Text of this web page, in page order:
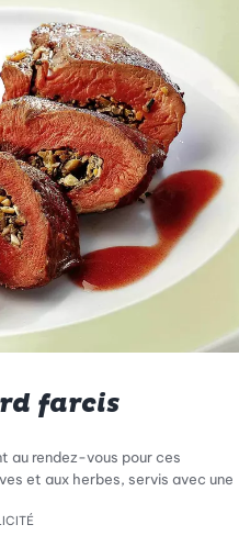
farcis
au rendez-vous pour ces
et aux herbes, servis avec une